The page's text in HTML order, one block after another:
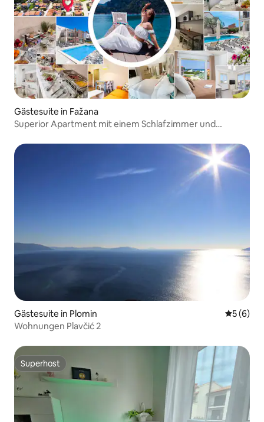
Gästesuite in Fažana
Superior Apartment mit einem Schlafzimmer und
Gästesuite in Plomin
5 (6)
Wohnungen Plavčić 2
Superhost
Superhost